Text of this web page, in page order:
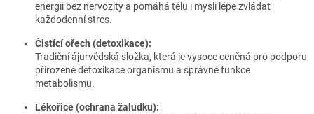
energii bez nervozity a pomáhá tělu i mysli lépe zvládat
každodenní stres.
Čistící ořech (detoxikace):
Tradiční ájurvédská složka, která je vysoce ceněná pro podporu
přirozené detoxikace organismu a správné funkce
metabolismu.
Lékořice (ochrana žaludku):